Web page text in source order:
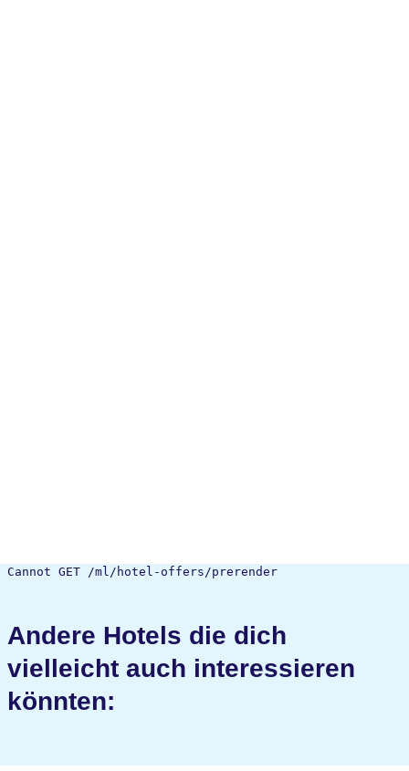
Cannot GET /ml/hotel-offers/prerender
Andere Hotels die dich
vielleicht auch interessieren
könnten: